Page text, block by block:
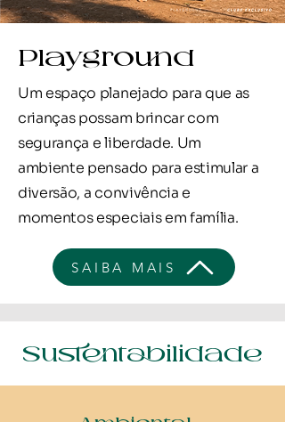
Playground
Um espaço planejado para que as
crianças possam brincar com
segurança e liberdade. Um
ambiente pensado para estimular a
diversão, a convivência e
momentos especiais em família.
SAIBA MAIS
Sustentabilidade